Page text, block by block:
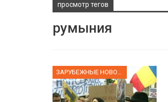
просмотр тегов
румыния